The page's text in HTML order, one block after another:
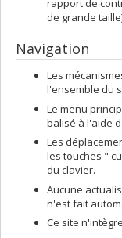
rapport de
de grande
Navigation
Les
l'ensemble du
Le menu
balisé à l'aide
Les
les touches "
du clavier.
Aucune
n'est fait
Ce site